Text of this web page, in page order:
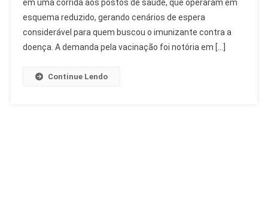
Por
Vacina
De
Sarampo
em uma corrida aos postos de saúde, que operaram em
esquema reduzido, gerando cenários de espera
considerável para quem buscou o imunizante contra a
doença. A demanda pela vacinação foi notória em […]
Continue Lendo